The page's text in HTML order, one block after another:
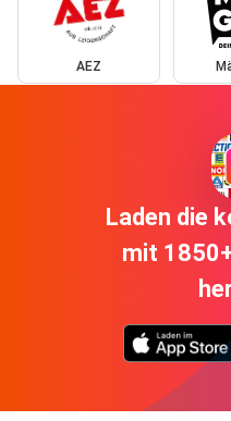
AEZ
Laden die
mit